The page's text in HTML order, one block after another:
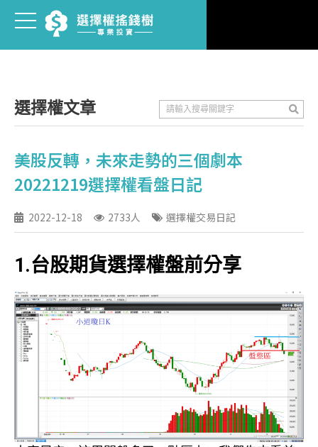
選擇權文章
美股反轉，未來走勢的三個劇本
20221219選擇權看盤日記
2022-12-18 2733人 選擇權交易日記
1.台股期貨選擇權盤前分享